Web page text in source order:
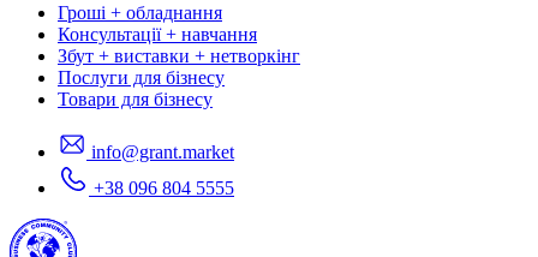
Гроші + обладнання
Консультації + навчання
Збут + виставки + нетворкінг
Послуги для бізнесу
Товари для бізнесу
info@grant.market
+38 096 804 5555